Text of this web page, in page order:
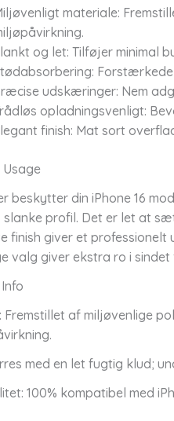
materiale:
og let: Tilføjer minimal
udskæringer: Nem
opladningsvenligt:
finish: Mat sort
beskytter din iPhone 16
slanke profil. Det er let at
finish giver et
valg giver ekstra ro i
Fremstillet af miljøvenlige
med en let fugtig klud;
100% kompatibel med